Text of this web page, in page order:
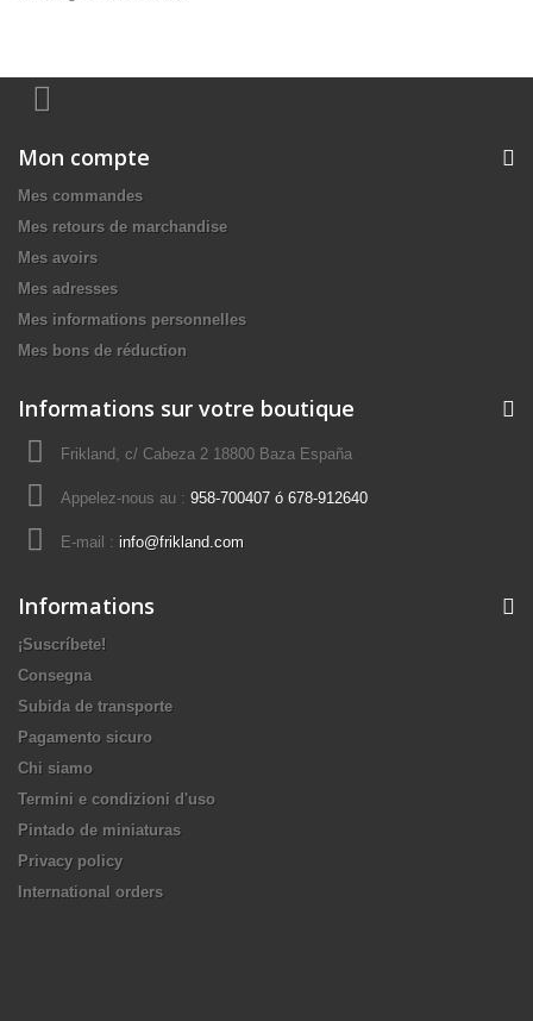
Mon compte
Mes commandes
Mes retours de marchandise
Mes avoirs
Mes adresses
Mes informations personnelles
Mes bons de réduction
Informations sur votre boutique
Frikland, c/ Cabeza 2 18800 Baza España
Appelez-nous au : 958-700407 ó 678-912640
E-mail : info@frikland.com
Informations
¡Suscríbete!
Consegna
Subida de transporte
Pagamento sicuro
Chi siamo
Termini e condizioni d'uso
Pintado de miniaturas
Privacy policy
International orders